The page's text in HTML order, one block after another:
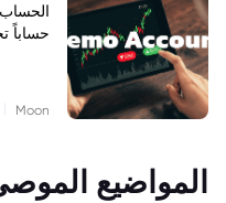
حساباً
Moon
المواضيع